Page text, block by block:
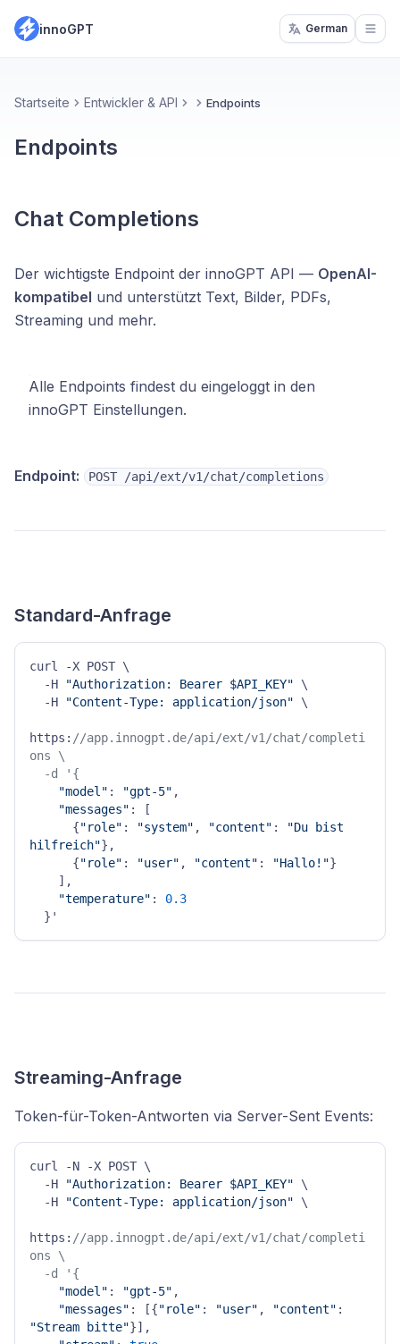
innoGPT German
Startseite Entwickler & API Endpoints
Endpoints
Chat Completions
Der wichtigste Endpoint der innoGPT API — OpenAI-
kompatibel und unterstützt Text, Bilder, PDFs,
Streaming und mehr.
Alle Endpoints findest du eingeloggt in den
innoGPT Einstellungen.
Endpoint: POST /api/ext/v1/chat/completions
Standard-Anfrage
curl -X POST \
  -H
"Authorization: Bearer $API_KEY" \
  -H
"Content-Type: application/json" \
https: //app.innogpt.de/api/ext/v1/chat/completi
ons \
  -d '{
"model" : "gpt-5" ,
"messages" : [
      {
"role" : "system" , "content" :
"Du bist
hilfreich"},
      {
"role" : "user" , "content" : "Hallo!"}
"temperature" : 0.3
Streaming-Anfrage
Token-für-Token-Antworten via Server-Sent Events:
curl -N -X POST \
  -H
"Authorization: Bearer $API_KEY" \
  -H
"Content-Type: application/json" \
https: //app.innogpt.de/api/ext/v1/chat/completi
ons \
  -d '{
"model" : "gpt-5" ,
"messages" : [{"role" : "user" , "content"
"Stream bitte"}],